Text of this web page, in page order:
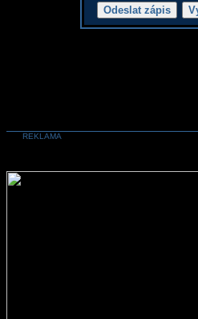
REKLAMA